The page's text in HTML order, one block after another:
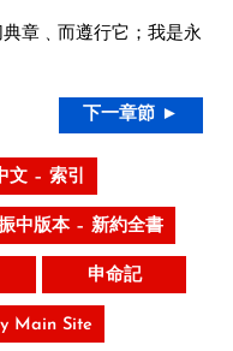
章﹑而遵行它；我是永
下一章節 ►
文 – 索引
中版本 – 新約全書
申命記
Main Site